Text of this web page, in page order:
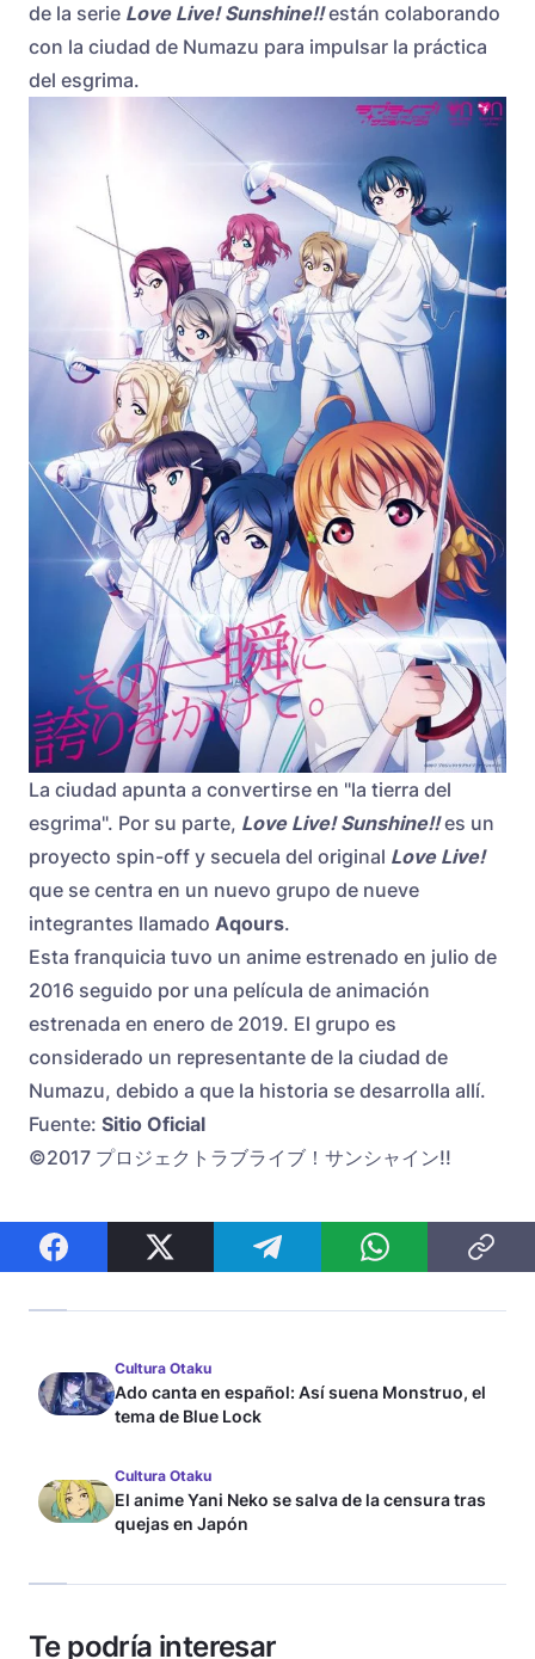
de la serie Love Live! Sunshine!!están colaborando
con la ciudad de Numazu para impulsar la práctica
del esgrima.
La ciudad apunta a convertirse en "la tierra del
esgrima". Por su parte, Love Live! Sunshine!!es un
proyecto spin-off y secuela del original Love Live!
que se centra en un nuevo grupo de nueve
integrantes llamado Aqours.
Esta franquicia tuvo un anime estrenado en julio de
2016 seguido por una película de animación
estrenada en enero de 2019. El grupo es
considerado un representante de la ciudad de
Numazu, debido a que la historia se desarrolla allí.
Fuente: Sitio Oficial
©2017 プロジェクトラブライブ！サンシャイン!!
Cultura Otaku
Ado canta en español: Así suena Monstruo, el
tema de Blue Lock
Cultura Otaku
El anime Yani Neko se salva de la censura tras
quejas en Japón
Te podría interesar